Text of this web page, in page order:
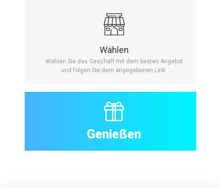
Wählen
Wählen Sie das Geschäft mit dem besten Angebot
und folgen Sie dem angegebenen Link.
Genießen